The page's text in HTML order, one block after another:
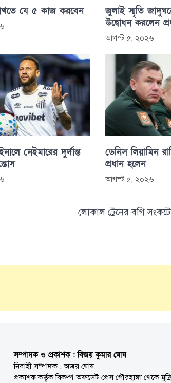
যে ৫ কাজ করবেন
জুলাই স্মৃতি
উদ্বোধন করলেন
আগস্ট ৫, ২০২৬
নেইমারের দুর্দান্ত
ডেনিস লিয়ামিন
প্রধান হলেন
আগস্ট ৫, ২০২৬
লোকাল ট্রেনের বগি সংকটে
সম্পাদক ও প্রকাশক : বিজয় কুমার ঘোষ
নিবাহী সম্পাদক : অজয় ঘোষ
প্রকাশক কর্তৃক বিকল্প অফসেট প্রেস গৌরহাঙ্গা থেকে